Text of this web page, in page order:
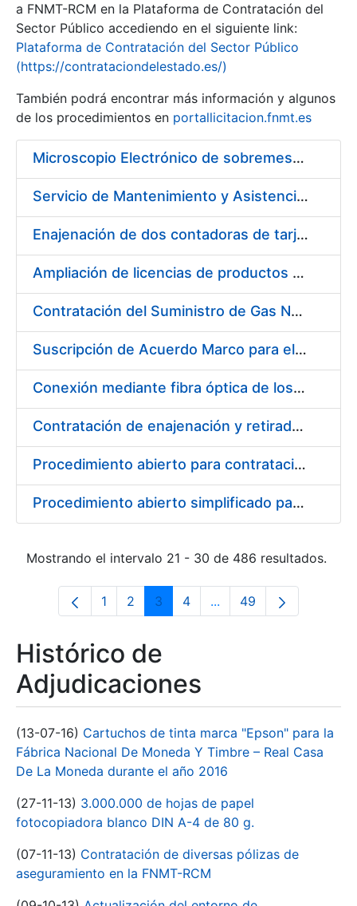
a FNMT-RCM en la Plataforma de Contratación del
Sector Público accediendo en el siguiente link:
Plataforma de Contratación del Sector Público
(https://contrataciondelestado.es/)
También podrá encontrar más información y algunos
de los procedimientos en portallicitacion.fnmt.es
Microscopio Electrónico de sobremesa con Sistema de Análisis por Rayos X (SEM/EDX)
Servicio de Mantenimiento y Asistencia Técnica Integral de las Impresoras HP INDIGO 12000 del Departamento de Timbre y serie III HP 7900 Departamento de Imprenta/Tarjetas en su sede de Madrid
Enajenación de dos contadoras de tarjetas Spartanics.
Ampliación de licencias de productos Atlassian en CERES
Contratación del Suministro de Gas Natural para la Fábrica Nacional de Moneda y Timbre – Real Casa de Moneda, en sus centros de trabajo de Madrid y Burgos
Suscripción de Acuerdo Marco para el Suministro de Repuestos Específicos de Maquinaria
Conexión mediante fibra óptica de los centros de proceso de datos (CPD's) de las sedes de la FNMT-RCM de Burgos y Madrid
Contratación de enajenación y retirada de recortes sobrantes y desperdicios de papel impreso y no impreso durante el año 2022
Procedimiento abierto para contratación de diversas pólizas de aseguramiento para la FNMT-RCM
Procedimiento abierto simplificado para contratación de otras pólizas de aseguramiento para la FNMT-RCM
Mostrando el intervalo 21 - 30 de 486 resultados.
Página
1 Página
2 Página
3 Página
4 ...Páginas intermedias
Página
49
Histórico de
Adjudicaciones
(13-07-16) Cartuchos de tinta marca "Epson" para la
Fábrica Nacional De Moneda Y Timbre – Real Casa
De La Moneda durante el año 2016
(27-11-13) 3.000.000 de hojas de papel
fotocopiadora blanco DIN A-4 de 80 g.
(07-11-13) Contratación de diversas pólizas de
aseguramiento en la FNMT-RCM